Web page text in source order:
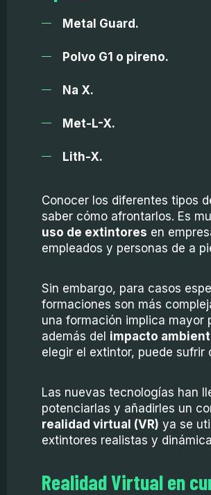
Metal Guard.
Polvo G1 o pireno.
Na X.
Met-L-X.
Lith-X.
Conocer los diferentes tipos
saber cómo afrontarlos. Es
uso de extintores en
empleados y personas de a
Sin embargo, para casos
formaciones son más
una formación implica mayor
además del impacto
elegir el extintor, puede sufrir
Las nuevas tecnologías han
potenciarlas y añadirles un
realidad virtual (VR) ya se
extintores realistas y
Realidad Virtual en